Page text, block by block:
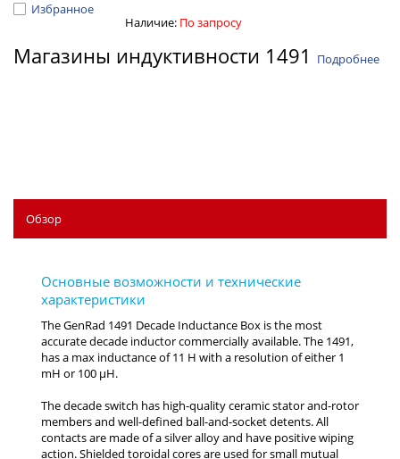
Избранное
Наличие: По запросу
Магазины индуктивности 1491 Подробнее
Обзор